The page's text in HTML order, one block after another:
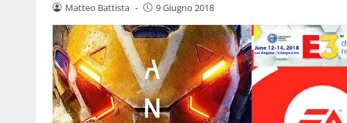
Matteo Battista - 9 Giugno 2018